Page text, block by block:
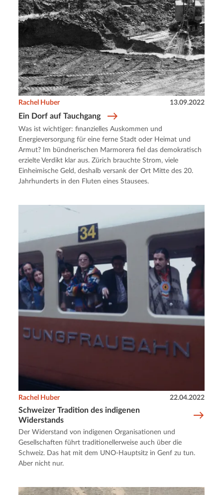
Ein Dorf auf Tauchgang
Rachel Huber 13.09.2022
Was ist wichtiger: finanzielles Auskommen und
Energieversorgung für eine ferne Stadt oder Heimat und
Armut? Im bündnerischen Marmorera fiel das demokratisch
erzielte Verdikt klar aus. Zürich brauchte Strom, viele
Einheimische Geld, deshalb versank der Ort Mitte des 20.
Jahrhunderts in den Fluten eines Stausees.
Schweizer Tradition des indigenen
Widerstands
Rachel Huber 22.04.2022
Der Widerstand von indigenen Organisationen und
Gesellschaften führt traditionellerweise auch über die
Schweiz. Das hat mit dem UNO-Hauptsitz in Genf zu tun.
Aber nicht nur.